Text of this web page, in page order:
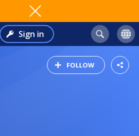
Sign in
FOLLOW